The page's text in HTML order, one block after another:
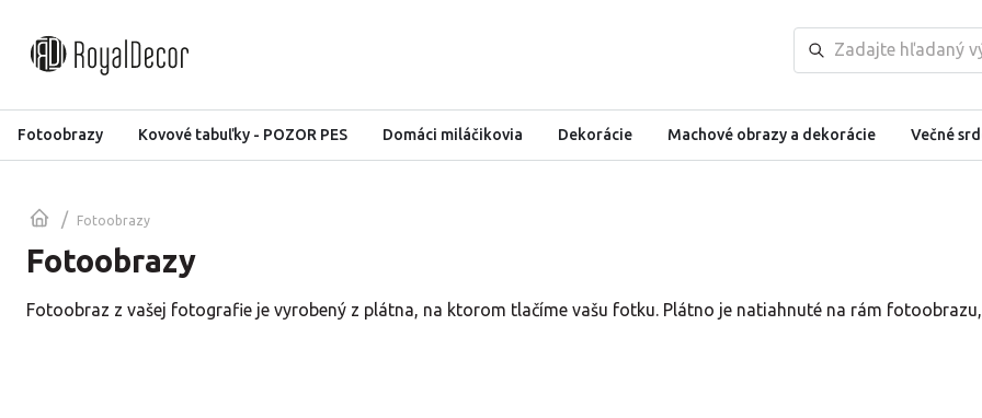
Fotoobrazy Kovové tabuľky - POZOR PES Domáci miláčikovia Dekorácie Machové obrazy a dekorácie Večné
/ Fotoobrazy
Fotoobrazy
Fotoobraz z vašej fotografie je vyrobený z plátna, na ktorom tlačíme vašu fotku. Plátno je natiahnuté na rám